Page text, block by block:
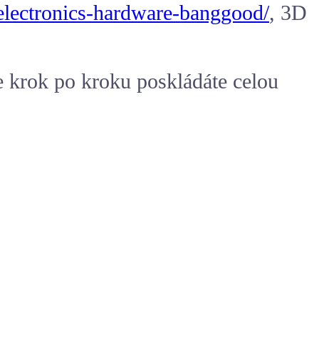
hardware-banggood/, 3D
po kroku poskládáte celou